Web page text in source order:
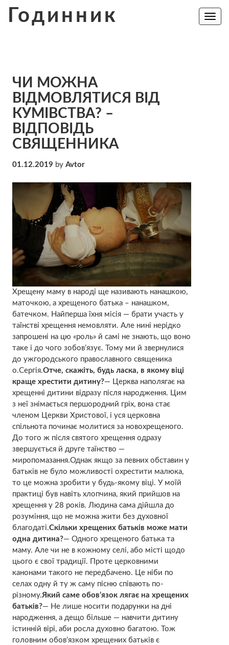
Годинник
Toggle
ЧИ МОЖНА
ВІДМОВЛЯТИСЯ ВІД
КУМІВСТВА? –
ВІДПОВІДЬ
СВЯЩЕННИКА
01.12.2019 by Avtor
Хрещену маму в народі ще називають нанашкою,
маточкою, а хрещеного батька – нанашком,
батечком. Найперша їхня місія — брати участь у
таїнстві хрещення немовляти. Але нині нерідко
запрошені на цю «роль» й самі не знають, що воно
таке і до чого зобов’язує. Тому ми й звернулися
до ужгородського православного священика
о.Сергія.Отче, скажіть, будь ласка, в якому віці
краще хрестити дитину?— Церква наполягає на
хрещенні дитини відразу після народження. Цим
з неї знімається першородний гріх, вона стає
члeном Церкви Христової, і уся церковна
спільнота починає молитися за новохрещеного.
До того ж після святого хрещення одразу
звершується й друге таїнство —
миропомазання.Однак якщо за певних обставин у
батьків не було можливості охрестити малюка,
то це можна зробити у будь-якому віці. У моїй
практиці був навіть хлопчина, який прийшов на
хрещення у 28 років. Людина сама дійшла до
розуміння, що не можна жити без духовної
благодаті.Скільки хрещених батьків може мати
одна дитина?— Одного хрещеного батька та
маму. Але чи не в кожному селі, або місті щодо
цього є свої традиції. Проте церковними
канонами такого не передбачено. Це ніби по
селах одну й ту ж саму пісню співають по-
різному.Який саме обов’язок лягає на хрещених
батьків?— Не лише носити подарунки на дні
народження, а дещо більше — навчити дитину
істинній вірі, аби росла духовно багатою. Тож
головним обов’язком хрещених батьків є